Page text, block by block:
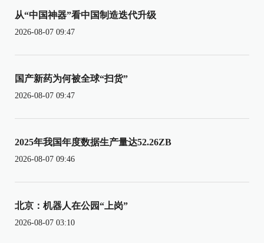
从“中国神器”看中国制造迭代升级
2026-08-07 09:47
国产新药为何被全球“扫货”
2026-08-07 09:47
2025年我国年度数据生产量达52.26ZB
2026-08-07 09:46
北京：机器人在公园“上岗”
2026-08-07 03:10